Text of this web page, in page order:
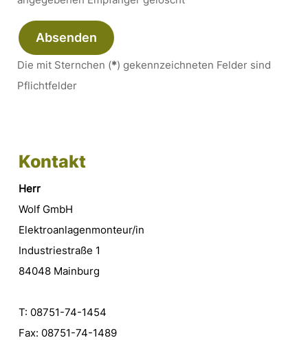
Absenden
Die mit Sternchen (*) gekennzeichneten Felder sind
Pflichtfelder
Kontakt
Herr
Wolf GmbH
Elektroanlagenmonteur/in
Industriestraße 1
84048 Mainburg
T: 08751-74-1454
Fax: 08751-74-1489